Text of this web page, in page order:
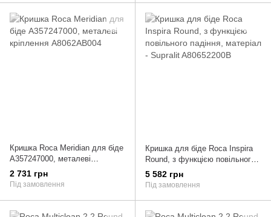
Кришка Roca Meridian для біде
A357247000, металеві
кріплення A8062AB004
2 731 грн
Під замовлення
Кришка для біде Roca Inspira
Round, з функцією повільного
падіння, матеріал - Supralit
A80652200B
5 582 грн
Під замовлення